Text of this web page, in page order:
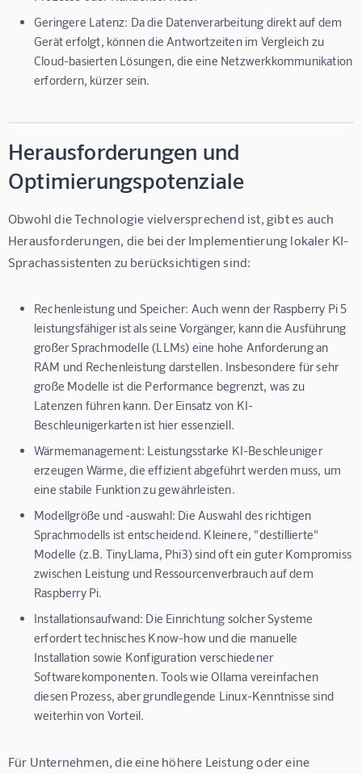
Geringere Latenz: Da die Datenverarbeitung direkt auf dem
Gerät erfolgt, können die Antwortzeiten im Vergleich zu
Cloud-basierten Lösungen, die eine Netzwerkkommunikation
erfordern, kürzer sein.
Herausforderungen und
Optimierungspotenziale
Obwohl die Technologie vielversprechend ist, gibt es auch
Herausforderungen, die bei der Implementierung lokaler KI-
Sprachassistenten zu berücksichtigen sind:
Rechenleistung und Speicher: Auch wenn der Raspberry Pi 5
leistungsfähiger ist als seine Vorgänger, kann die Ausführung
großer Sprachmodelle (LLMs) eine hohe Anforderung an
RAM und Rechenleistung darstellen. Insbesondere für sehr
große Modelle ist die Performance begrenzt, was zu
Latenzen führen kann. Der Einsatz von KI-
Beschleunigerkarten ist hier essenziell.
Wärmemanagement: Leistungsstarke KI-Beschleuniger
erzeugen Wärme, die effizient abgeführt werden muss, um
eine stabile Funktion zu gewährleisten.
Modellgröße und -auswahl: Die Auswahl des richtigen
Sprachmodells ist entscheidend. Kleinere, "destillierte"
Modelle (z.B. TinyLlama, Phi3) sind oft ein guter Kompromiss
zwischen Leistung und Ressourcenverbrauch auf dem
Raspberry Pi.
Installationsaufwand: Die Einrichtung solcher Systeme
erfordert technisches Know-how und die manuelle
Installation sowie Konfiguration verschiedener
Softwarekomponenten. Tools wie Ollama vereinfachen
diesen Prozess, aber grundlegende Linux-Kenntnisse sind
weiterhin von Vorteil.
Für Unternehmen, die eine höhere Leistung oder eine